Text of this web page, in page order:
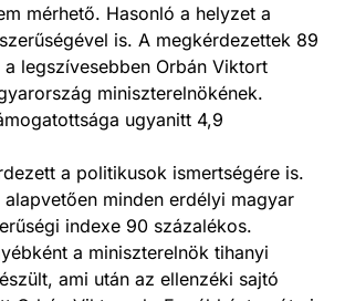
mérhető. Hasonló a helyzet a
is. A megkérdezettek 89
a legszívesebben Orbán Viktort
miniszterelnökének.
ugyanitt 4,9
a politikusok ismertségére is.
minden erdélyi magyar
indexe 90 százalékos.
a miniszterelnök tihanyi
ami után az ellenzéki sajtó